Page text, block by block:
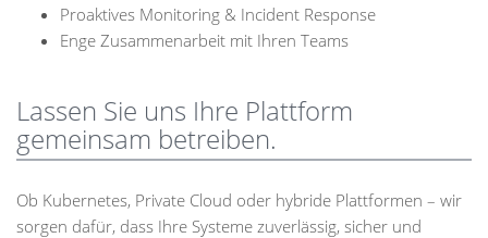
Proaktives Monitoring & Incident Response
Enge Zusammenarbeit mit Ihren Teams
Lassen Sie uns Ihre Plattform
gemeinsam betreiben.
Ob Kubernetes, Private Cloud oder hybride Plattformen – wir
sorgen dafür, dass Ihre Systeme zuverlässig, sicher und